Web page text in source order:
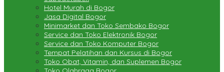
Hotel Murah di Bogor
Jasa Digital Bogor
Minimarket dan Toko Sembako Bogor
Service dan Toko Elektronik Bogor
Service dan Toko Komputer Bogor
Tempat Pelatihan dan Kursus di Bogor
Toko Obat, Vitamin, dan Suplemen Bogor